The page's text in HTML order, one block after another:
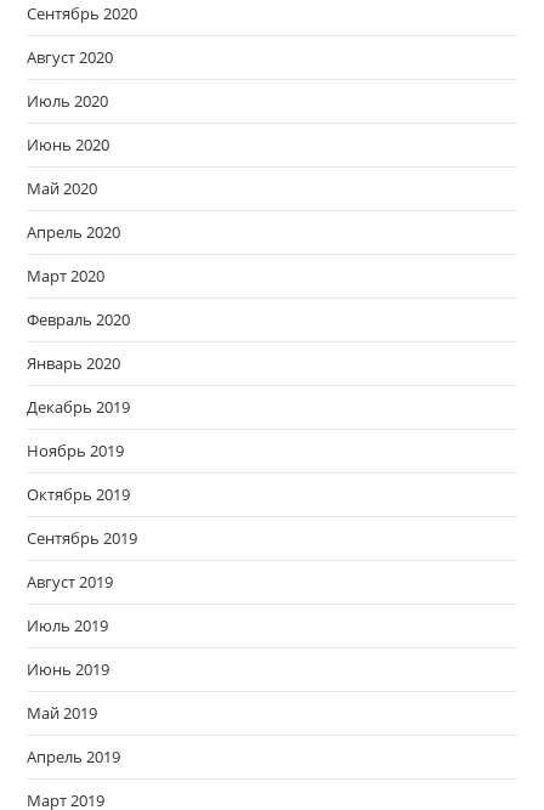
Сентябрь 2020
Август 2020
Июль 2020
Июнь 2020
Май 2020
Апрель 2020
Март 2020
Февраль 2020
Январь 2020
Декабрь 2019
Ноябрь 2019
Октябрь 2019
Сентябрь 2019
Август 2019
Июль 2019
Июнь 2019
Май 2019
Апрель 2019
Март 2019